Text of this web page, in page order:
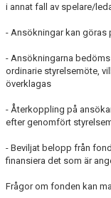
i annat fall av spelare/
- Ansökningar kan göras
- Ansökningarna
ordinarie styrelsemöte,
överklagas
- Återkoppling på
efter genomfört
- Beviljat belopp från
finansiera det som är
Frågor om fonden kan